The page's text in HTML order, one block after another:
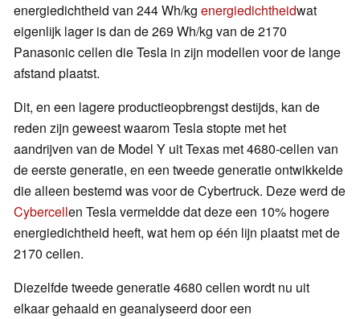
energiedichtheid van 244 Wh/kg energiedichtheidwat
eigenlijk lager is dan de 269 Wh/kg van de 2170
Panasonic cellen die Tesla in zijn modellen voor de lange
afstand plaatst.
Dit, en een lagere productieopbrengst destijds, kan de
reden zijn geweest waarom Tesla stopte met het
aandrijven van de Model Y uit Texas met 4680-cellen van
de eerste generatie, en een tweede generatie ontwikkelde
die alleen bestemd was voor de Cybertruck. Deze werd de
Cybercellen Tesla vermeldde dat deze een 10% hogere
energiedichtheid heeft, wat hem op één lijn plaatst met de
2170 cellen.
Diezelfde tweede generatie 4680 cellen wordt nu uit
elkaar gehaald en geanalyseerd door een